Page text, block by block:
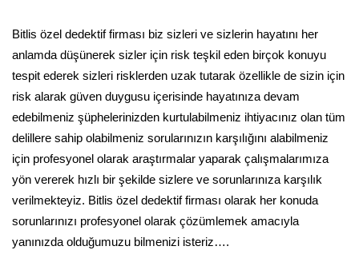
Bitlis özel dedektif firması biz sizleri ve sizlerin hayatını her
anlamda düşünerek sizler için risk teşkil eden birçok konuyu
tespit ederek sizleri risklerden uzak tutarak özellikle de sizin için
risk alarak güven duygusu içerisinde hayatınıza devam
edebilmeniz şüphelerinizden kurtulabilmeniz ihtiyacınız olan tüm
delillere sahip olabilmeniz sorularınızın karşılığını alabilmeniz
için profesyonel olarak araştırmalar yaparak çalışmalarımıza
yön vererek hızlı bir şekilde sizlere ve sorunlarınıza karşılık
verilmekteyiz. Bitlis özel dedektif firması olarak her konuda
sorunlarınızı profesyonel olarak çözümlemek amacıyla
yanınızda olduğumuzu bilmenizi isteriz….